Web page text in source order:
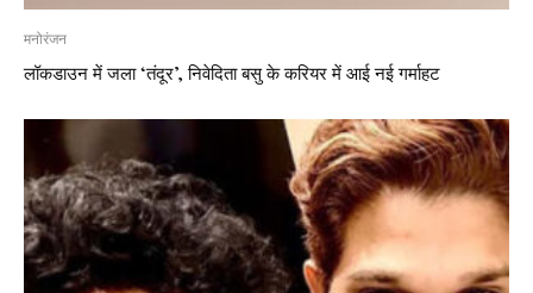
मनोरंजन
लॉकडाउन में जला ‘तंदूर’, निवेदिता बसु के करियर में आई नई गर्माहट